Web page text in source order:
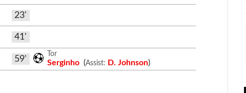
23'
41'
59'
Tor
Serginho (Assist: D. Johnson)